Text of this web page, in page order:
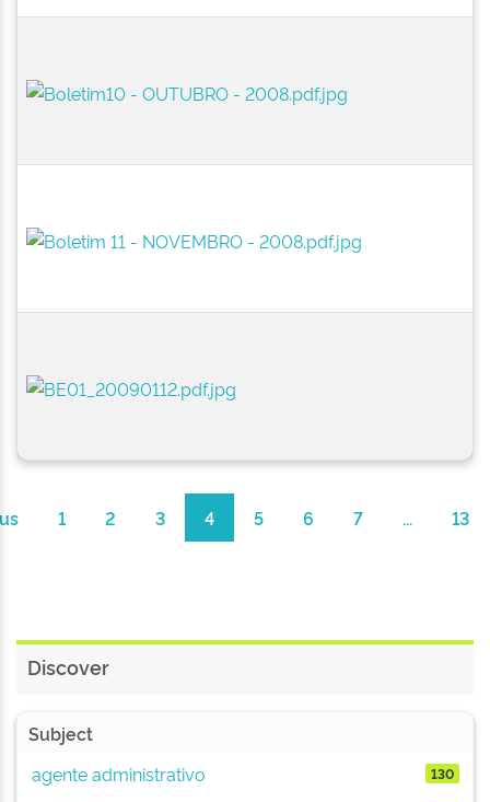
1 2 3 4 5 6 7 ... 13
Discover
Subject
agente administrativo
130